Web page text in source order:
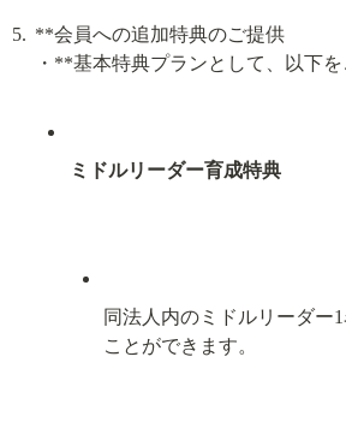
**会員への追加特典のご提供
ミドルリーダー育成特典
同法人内のミドルリーダー
ことができます。